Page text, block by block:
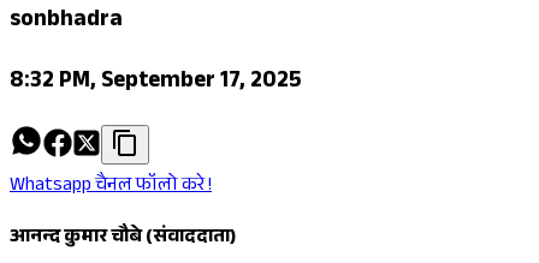
sonbhadra
8:32 PM, September 17, 2025
Whatsapp चैनल फॉलो करे !
आनन्द कुमार चौबे (संवाददाता)